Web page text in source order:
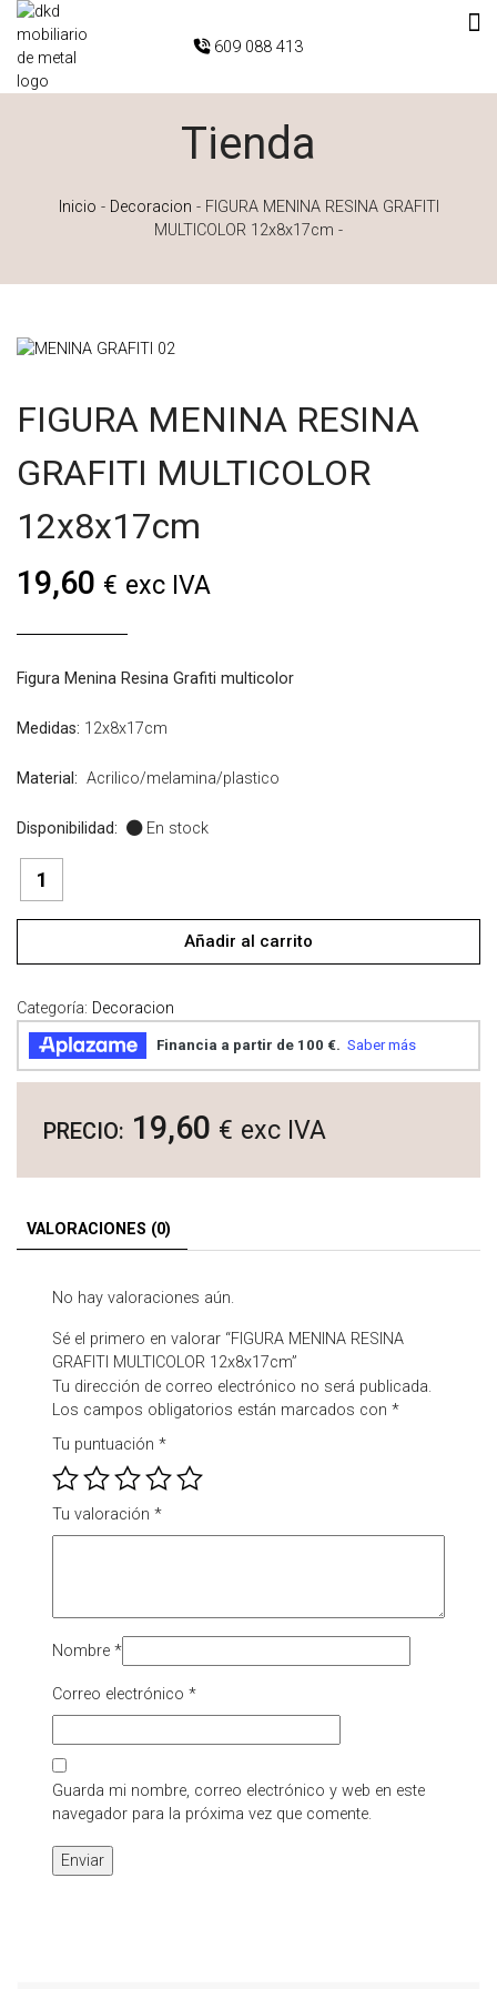
609 088 413
Tienda
Inicio - Decoracion - FIGURA MENINA RESINA GRAFITI
MULTICOLOR 12x8x17cm -
FIGURA MENINA RESINA
GRAFITI MULTICOLOR
12x8x17cm
19,60 € exc IVA
Figura Menina Resina Grafiti multicolor
Medidas: 12x8x17cm
Material: Acrilico/melamina/plastico
Disponibilidad: En stock
FIGURA
MENINA
RESINA
MULTICOLOR
cantidad
Añadir al carrito
Categoría: Decoracion
19,60 € exc IVA
VALORACIONES (0)
No hay valoraciones aún.
Sé el primero en valorar “FIGURA MENINA RESINA
GRAFITI MULTICOLOR 12x8x17cm”
Tu dirección de correo electrónico no será publicada.
Los campos obligatorios están marcados con *
Tu puntuación *
Tu valoración *
Nombre *
Correo electrónico *
Guarda mi nombre, correo electrónico y web en este
navegador para la próxima vez que comente.